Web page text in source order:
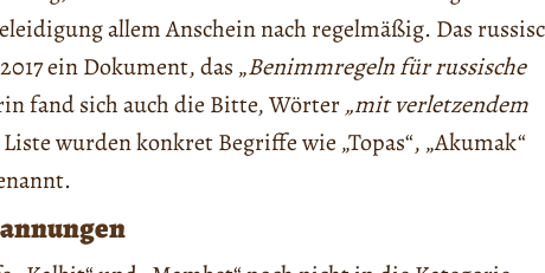
allem Anschein nach regelmäßig. Das
ein Dokument, das „Benimmregeln für russische
fand sich auch die Bitte, Wörter„mit verletzendem
wurden konkret Begriffe wie „Topas“, „Akumak“